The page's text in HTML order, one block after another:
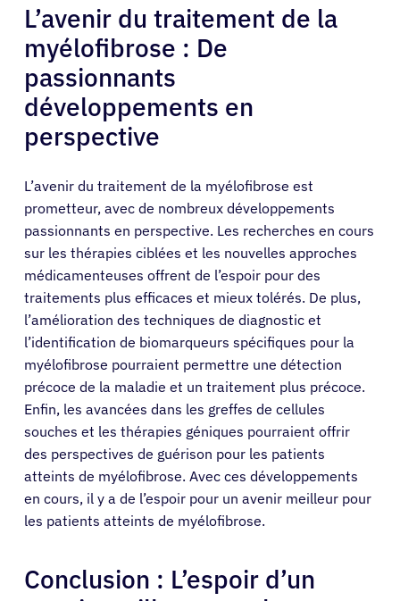
L’avenir du traitement de la
myélofibrose : De
passionnants
développements en
perspective
L’avenir du traitement de la myélofibrose est
prometteur, avec de nombreux développements
passionnants en perspective. Les recherches en cours
sur les thérapies ciblées et les nouvelles approches
médicamenteuses offrent de l’espoir pour des
traitements plus efficaces et mieux tolérés. De plus,
l’amélioration des techniques de diagnostic et
l’identification de biomarqueurs spécifiques pour la
myélofibrose pourraient permettre une détection
précoce de la maladie et un traitement plus précoce.
Enfin, les avancées dans les greffes de cellules
souches et les thérapies géniques pourraient offrir
des perspectives de guérison pour les patients
atteints de myélofibrose. Avec ces développements
en cours, il y a de l’espoir pour un avenir meilleur pour
les patients atteints de myélofibrose.
Conclusion : L’espoir d’un